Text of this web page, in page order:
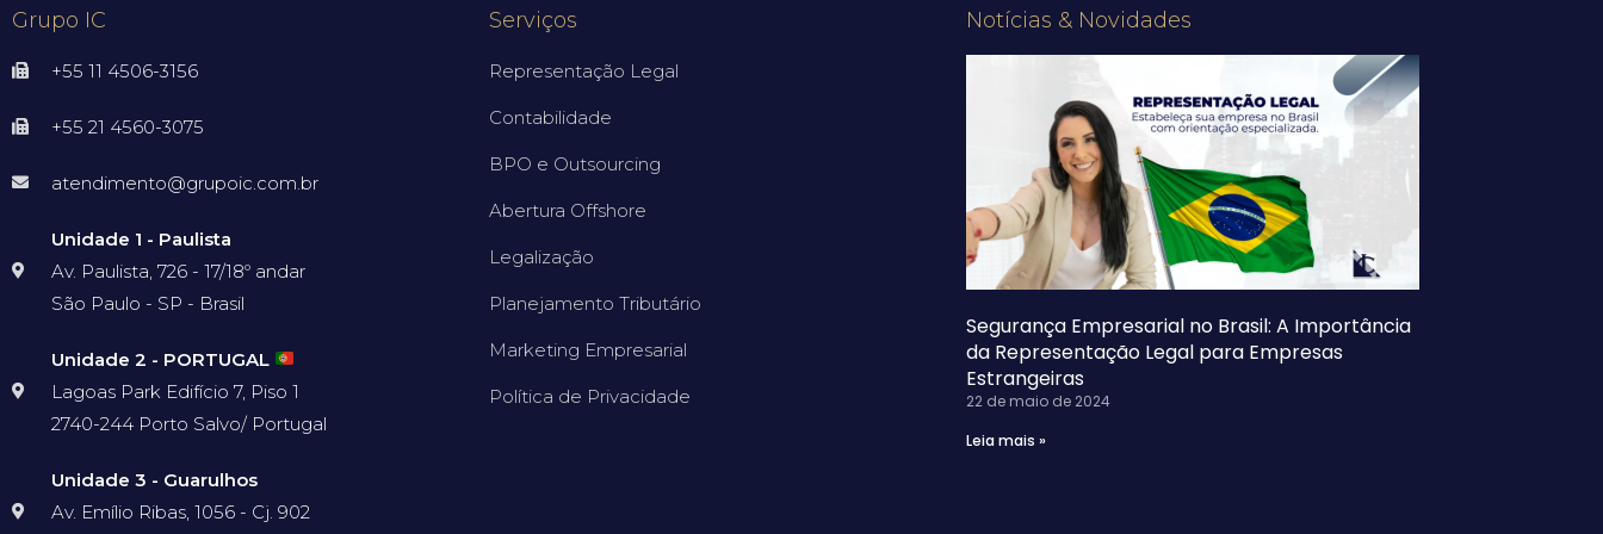
Grupo IC
+55 11 4506-3156
+55 21 4560-3075
atendimento@grupoic.com.br
Unidade 1 - Paulista
Av. Paulista, 726 - 17/18º andar
São Paulo - SP - Brasil
Unidade 2 - PORTUGAL
Lagoas Park Edifício 7, Piso 1
2740-244 Porto Salvo/ Portugal
Unidade 3 - Guarulhos
Av. Emílio Ribas, 1056 - Cj. 902
Serviços
Representação Legal
Contabilidade
BPO e Outsourcing
Abertura Offshore
Legalização
Planejamento Tributário
Marketing Empresarial
Política de Privacidade
Notícias & Novidades
Segurança Empresarial no Brasil: A Importância
da Representação Legal para Empresas
Estrangeiras
22 de maio de 2024
Leia mais »